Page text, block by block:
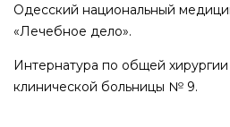
Одесский национальный
«Лечебное дело».
Интернатура по общей
клинической больницы № 9.